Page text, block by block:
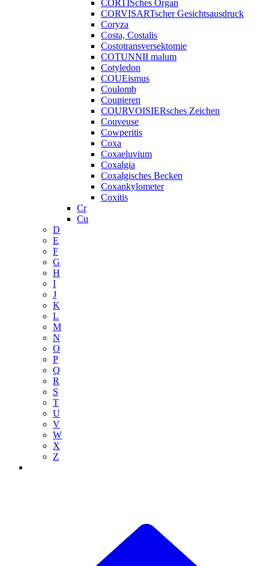
CORTISches Organ
CORVISARTscher Gesichtsausdruck
Coryza
Costa, Costalis
Costotransversektomie
COTUNNII malum
Cotyledon
COUEismus
Coulomb
Coupieren
COURVOISIERsches Zeichen
Couveuse
Cowperitis
Coxa
Coxaeluvium
Coxalgia
Coxalgisches Becken
Coxankylometer
Coxitis
Cr
Cu
D
E
F
G
H
I
J
K
L
M
N
O
P
Q
R
S
T
U
V
W
X
Z